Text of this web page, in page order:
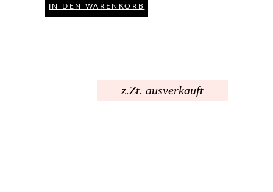
IN DEN WARENKORB
z.Zt. ausverkauft